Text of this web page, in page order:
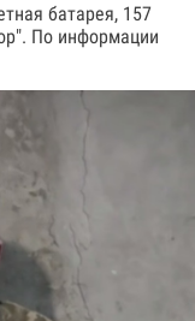
батарея, 157
По информации